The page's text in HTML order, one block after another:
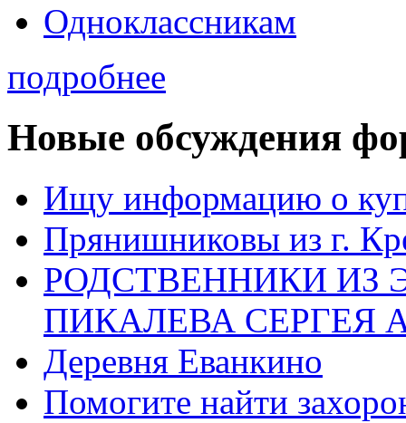
Одноклассникам
подробнее
Новые обсуждения
Ищу информацию о
Прянишниковы из г.
РОДСТВЕННИКИ ИЗ
ПИКАЛЕВА СЕРГЕЯ
Деревня Еванкино
Помогите найти